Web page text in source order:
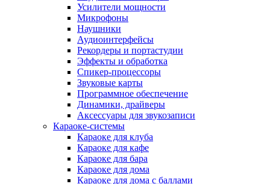
Усилители мощности
Микрофоны
Наушники
Аудиоинтерфейсы
Рекордеры и портастудии
Эффекты и обработка
Спикер-процессоры
Звуковые карты
Программное обеспечение
Динамики, драйверы
Аксессуары для звукозаписи
Караоке-системы
Караоке для клуба
Караоке для кафе
Караоке для бара
Караоке для дома
Караоке для дома с баллами